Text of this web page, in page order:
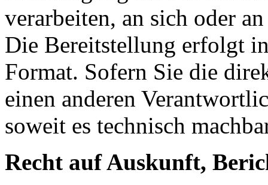
verarbeiten, an sich oder
Die Bereitstellung erfolgt
Format. Sofern Sie die
einen anderen
soweit es technisch
Recht auf Auskunft,